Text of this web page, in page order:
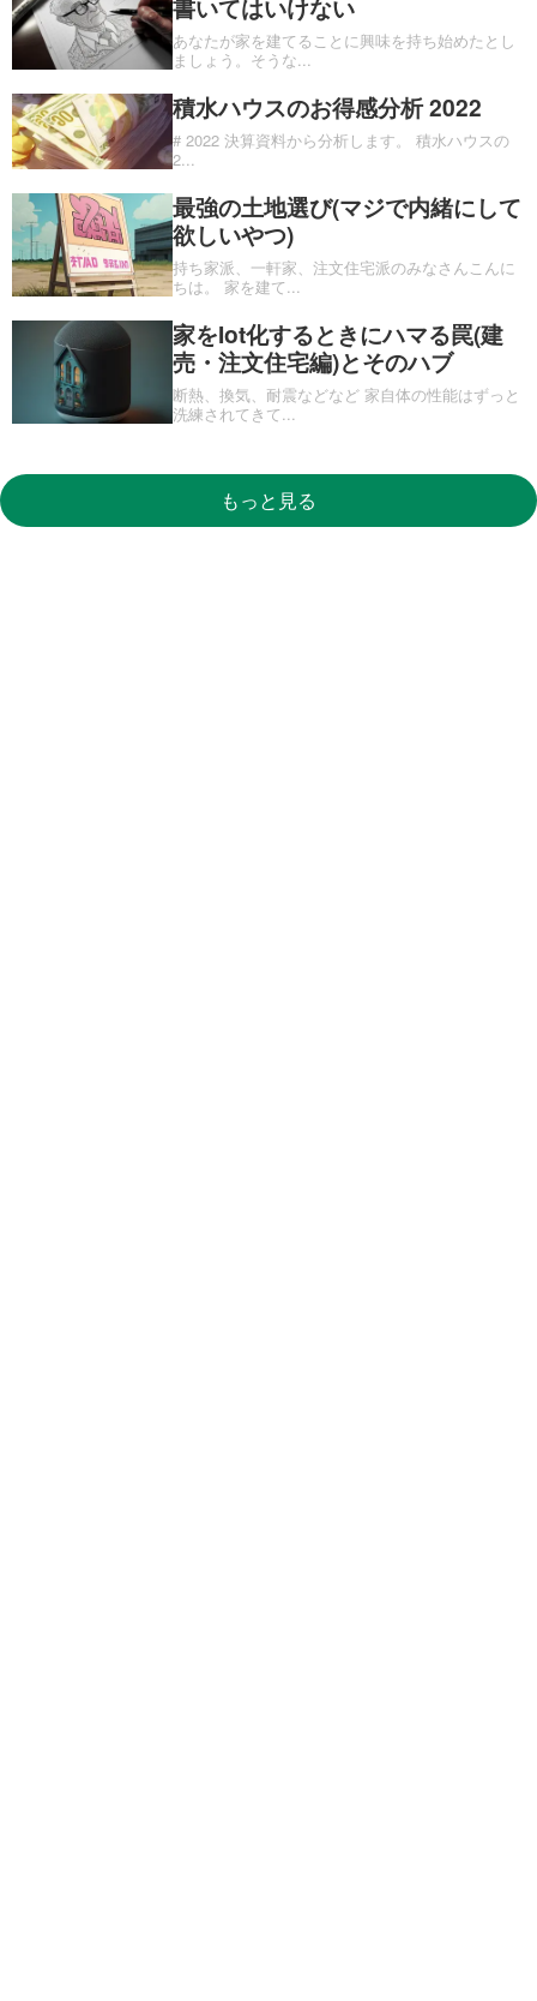
書いてはいけない
あなたが家を建てることに興味を持ち始めたとし
ましょう。そうな...
積水ハウスのお得感分析 2022
# 2022 決算資料から分析します。 積水ハウスの
2...
最強の土地選び(マジで内緒にして
欲しいやつ)
持ち家派、一軒家、注文住宅派のみなさんこんに
ちは。 家を建て...
家をIot化するときにハマる罠(建
売・注文住宅編)とそのハブ
断熱、換気、耐震などなど 家自体の性能はずっと
洗練されてきて...
もっと見る